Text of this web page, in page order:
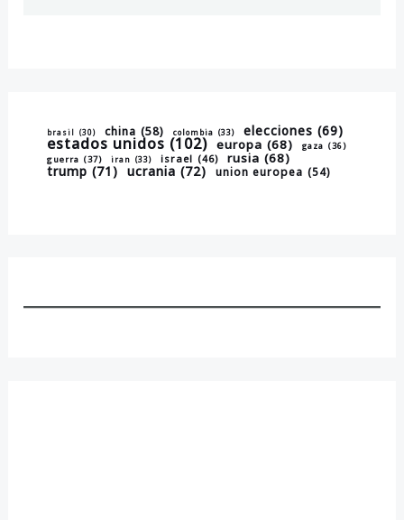
brasil (30) china (58) colombia (33) elecciones (69)
estados unidos (102) europa (68) gaza (36)
guerra (37) iran (33) israel (46) rusia (68)
trump (71) ucrania (72) union europea (54)